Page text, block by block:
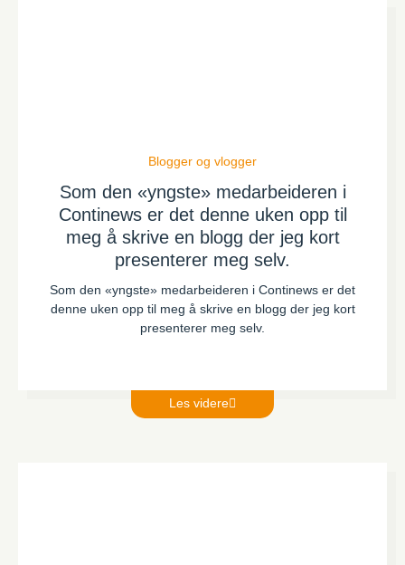
Blogger og vlogger
Som den «yngste» medarbeideren i
Continews er det denne uken opp til
meg å skrive en blogg der jeg kort
presenterer meg selv.
Som den «yngste» medarbeideren i Continews er det
denne uken opp til meg å skrive en blogg der jeg kort
presenterer meg selv.
Les videre